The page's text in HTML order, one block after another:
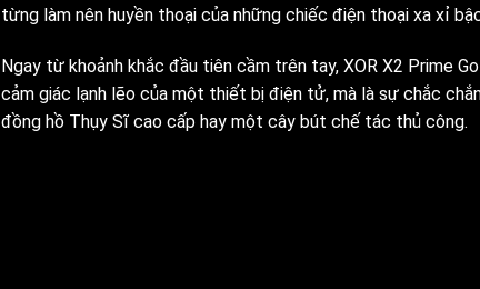
từng làm nên huyền thoại của những chiếc điện thoại xa xỉ
Ngay từ khoảnh khắc đầu tiên cầm trên tay, XOR X2 Prime
cảm giác lạnh lẽo của một thiết bị điện tử, mà là sự chắc
đồng hồ Thụy Sĩ cao cấp hay một cây bút chế tác thủ công.